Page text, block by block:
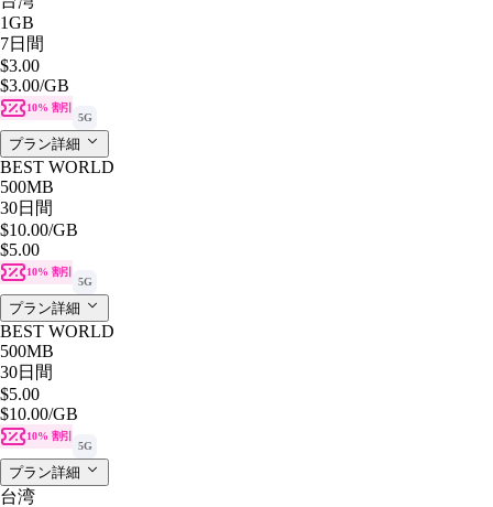
1GB
7日間
$3.00
$3.00/GB
10% 割引
5G
プラン詳細
BEST WORLD
500MB
30日間
$10.00/GB
$5.00
10% 割引
5G
プラン詳細
BEST WORLD
500MB
30日間
$5.00
$10.00/GB
10% 割引
5G
プラン詳細
台湾